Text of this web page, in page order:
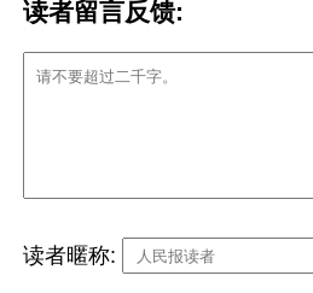
读者留言反馈:
读者暱称: